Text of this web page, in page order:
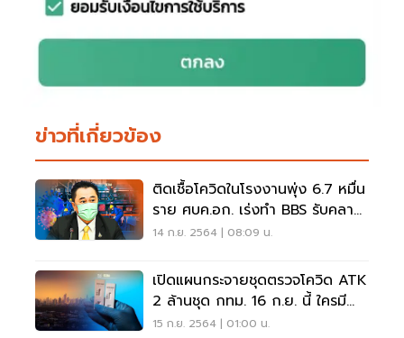
ข่าวที่เกี่ยวข้อง
ติดเชื้อโควิดในโรงงานพุ่ง 6.7 หมื่น
ราย ศบค.อก. เร่งทำ BBS รับคลาย
ล็อกดาวน์
14 ก.ย. 2564 | 08:09 น.
เปิดแผนกระจายชุดตรวจโควิด ATK
2 ล้านชุด กทม. 16 ก.ย. นี้ ใครมี
สิทธิ์ได้รับบ้าง
15 ก.ย. 2564 | 01:00 น.